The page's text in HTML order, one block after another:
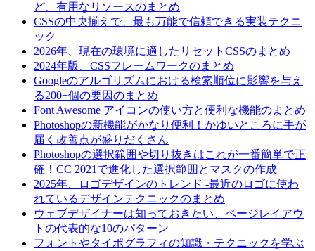
ど、有用なリソースのまとめ
CSSの中央揃えで、最も万能で信頼できる実装テクニ
ック
2026年、現在の環境に適したリセットCSSのまとめ
2024年版、CSSフレームワークのまとめ
Googleのアルゴリズムにおける検索順位に影響を与え
る200+個の要因のまとめ
Font Awesome アイコンの使い方と便利な機能のまとめ
Photoshopの新機能がかなり便利！かゆいところに手が
届く改善点が盛りだくさん
Photoshopの選択範囲や切り抜きはこれが一番簡単で正
確！CC 2021で進化した選択範囲とマスクの作成
2025年、ロゴデザインのトレンド -最近のロゴに使わ
れているデザインテクニックのまとめ
ウェブデザイナーは知っておきたい、ページレイアウ
トの代表的な10のパターン
フォントやタイポグラフィの知識・テクニックを学ぶ